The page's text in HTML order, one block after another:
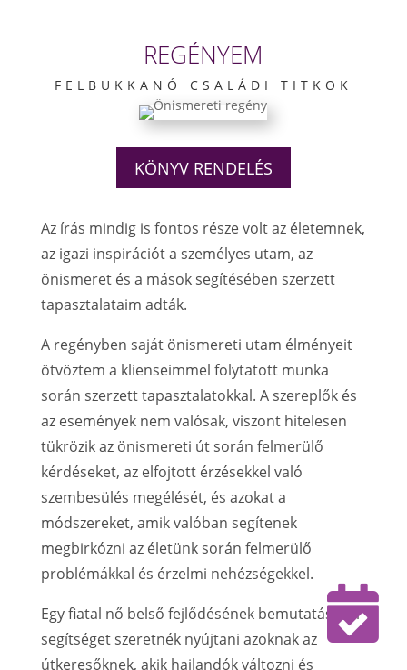
REGÉNYEM
FELBUKKANÓ CSALÁDI TITKOK
KÖNYV RENDELÉS
Az írás mindig is fontos része volt az életemnek,
az igazi inspirációt a személyes utam, az
önismeret és a mások segítésében szerzett
tapasztalataim adták.
A regényben saját önismereti utam élményeit
ötvöztem a klienseimmel folytatott munka
során szerzett tapasztalatokkal. A szereplők és
az események nem valósak, viszont hitelesen
tükrözik az önismereti út során felmerülő
kérdéseket, az elfojtott érzésekkel való
szembesülés megélését, és azokat a
módszereket, amik valóban segítenek
megbirkózni az életünk során felmerülő
problémákkal és érzelmi nehézségekkel.
Egy fiatal nő belső fejlődésének bemutatásával
segítséget szeretnék nyújtani azoknak az
útkeresőknek, akik hajlandók változni és
